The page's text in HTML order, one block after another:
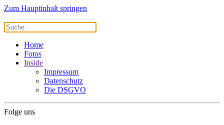
Zum Hauptinhalt springen
Home
Fotos
Inside
Impressum
Datenschutz
Die DSGVO
Folge uns